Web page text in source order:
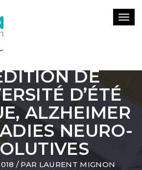
DE
D’ÉTÉ
ALZHEIMER
NEURO-
/ PAR LAURENT MIGNON